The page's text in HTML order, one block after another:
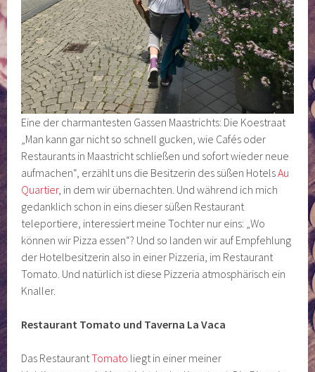
Eine der charmantesten Gassen Maastrichts: Die Koestraat
„Man kann gar nicht so schnell gucken, wie Cafés oder
Restaurants in Maastricht schließen und sofort wieder neue
aufmachen“, erzählt uns die Besitzerin des süßen HotelsAu
Quartier, in dem wir übernachten. Und während ich mich
gedanklich schon in eins dieser süßen Restaurant
teleportiere, interessiert meine Tochter nur eins: „Wo
können wir Pizza essen“? Und so landen wir auf Empfehlung
der Hotelbesitzerin also in einer Pizzeria, im Restaurant
Tomato. Und natürlich ist diese Pizzeria atmosphärisch ein
Knaller.
Restaurant Tomato und Taverna La Vaca
Das RestaurantTomato liegt in einer meiner